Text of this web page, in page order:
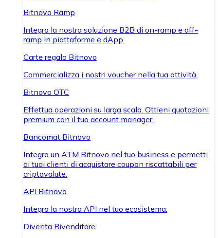
Bitnovo Ramp
Integra la nostra soluzione B2B di on-ramp e off-
ramp in piattaforme e dApp.
Carte regalo Bitnovo
Commercializza i nostri voucher nella tua attività.
Bitnovo OTC
Effettua operazioni su larga scala. Ottieni quotazioni
premium con il tuo account manager.
Bancomat Bitnovo
Integra un ATM Bitnovo nel tuo business e permetti
ai tuoi clienti di acquistare coupon riscattabili per
criptovalute.
API Bitnovo
Integra la nostra API nel tuo ecosistema.
Diventa Rivenditore